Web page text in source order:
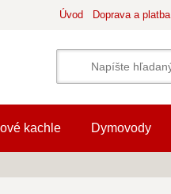
Úvod Doprava a platba
kachle Dymovody